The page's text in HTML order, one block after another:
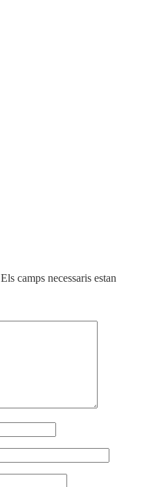
Els camps necessaris estan